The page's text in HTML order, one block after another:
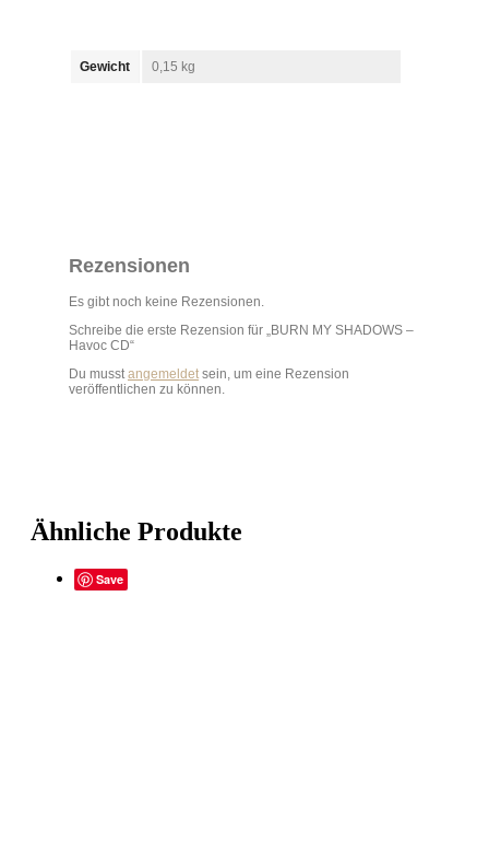
Gewicht 0,15 kg
Rezensionen
Es gibt noch keine Rezensionen.
Schreibe die erste Rezension für „BURN MY SHADOWS –
Havoc CD“
Du musstangemeldetsein, um eine Rezension
veröffentlichen zu können.
Ähnliche Produkte
Save